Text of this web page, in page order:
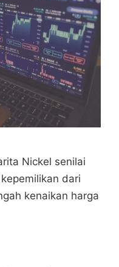
Nickel senilai
dari
kenaikan harga